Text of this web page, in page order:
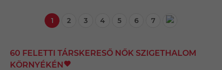
1 2 3 4 5 6 7
60 FELETTI TÁRSKERESŐ NŐK SZIGETHALOM
KÖRNYÉKÉN